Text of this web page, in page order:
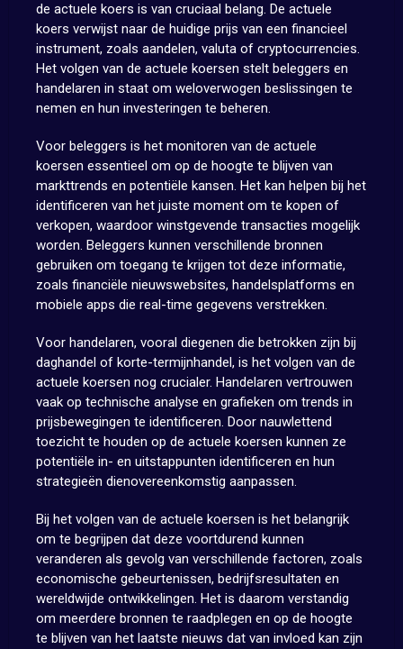
de actuele koers is van cruciaal belang. De actuele
koers verwijst naar de huidige prijs van een financieel
instrument, zoals aandelen, valuta of cryptocurrencies.
Het volgen van de actuele koersen stelt beleggers en
handelaren in staat om weloverwogen beslissingen te
nemen en hun investeringen te beheren.
Voor beleggers is het monitoren van de actuele
koersen essentieel om op de hoogte te blijven van
markttrends en potentiële kansen. Het kan helpen bij het
identificeren van het juiste moment om te kopen of
verkopen, waardoor winstgevende transacties mogelijk
worden. Beleggers kunnen verschillende bronnen
gebruiken om toegang te krijgen tot deze informatie,
zoals financiële nieuwswebsites, handelsplatforms en
mobiele apps die real-time gegevens verstrekken.
Voor handelaren, vooral diegenen die betrokken zijn bij
daghandel of korte-termijnhandel, is het volgen van de
actuele koersen nog crucialer. Handelaren vertrouwen
vaak op technische analyse en grafieken om trends in
prijsbewegingen te identificeren. Door nauwlettend
toezicht te houden op de actuele koersen kunnen ze
potentiële in- en uitstappunten identificeren en hun
strategieën dienovereenkomstig aanpassen.
Bij het volgen van de actuele koersen is het belangrijk
om te begrijpen dat deze voortdurend kunnen
veranderen als gevolg van verschillende factoren, zoals
economische gebeurtenissen, bedrijfsresultaten en
wereldwijde ontwikkelingen. Het is daarom verstandig
om meerdere bronnen te raadplegen en op de hoogte
te blijven van het laatste nieuws dat van invloed kan zijn